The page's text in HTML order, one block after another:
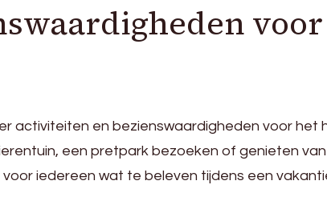
voor
activiteiten en bezienswaardigheden voor het
een pretpark bezoeken of genieten van
iedereen wat te beleven tijdens een